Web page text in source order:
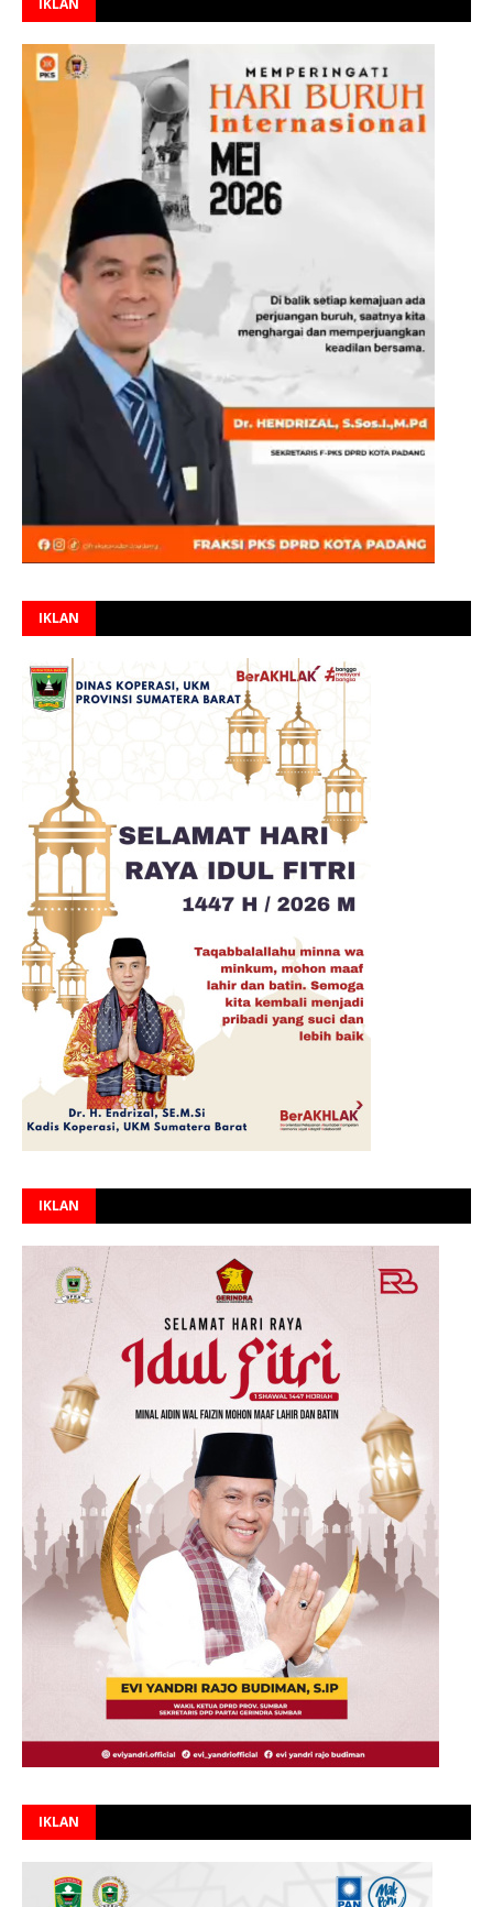
IKLAN
IKLAN
IKLAN
IKLAN